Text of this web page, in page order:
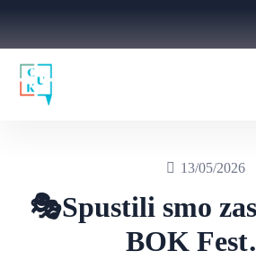
13/05/2026
🎭Spustili smo
BOK